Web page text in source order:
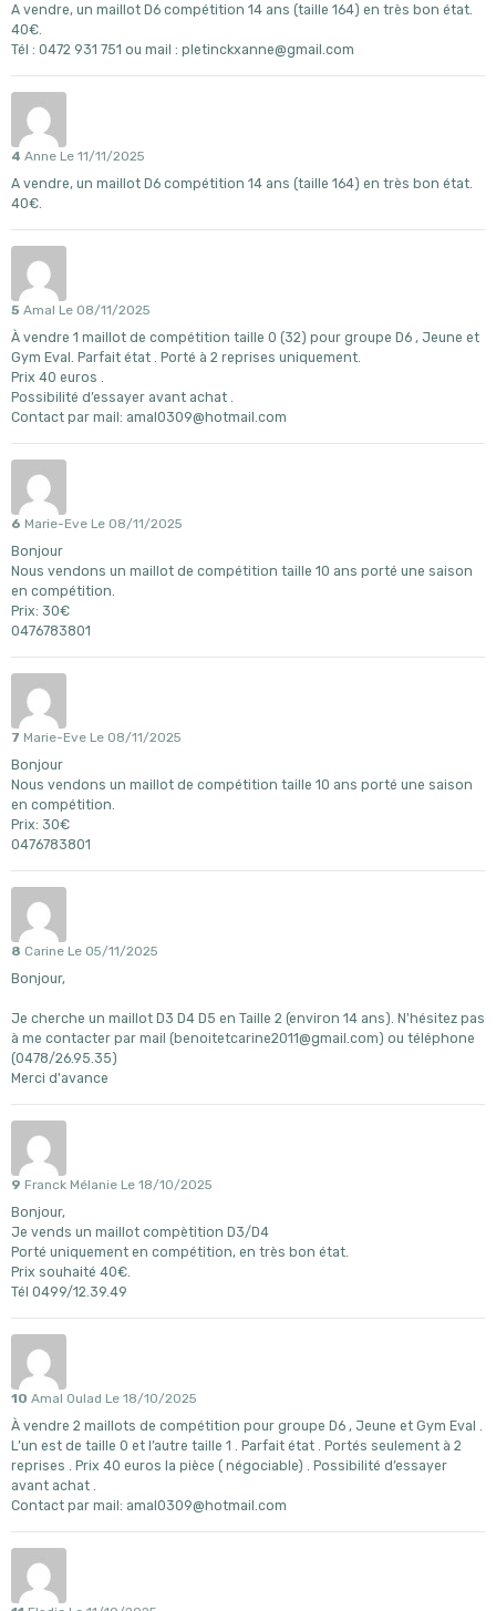
A vendre, un maillot D6 compétition 14 ans (taille 164) en très bon état.
40€.
Tél : 0472 931 751 ou mail : pletinckxanne@gmail.com
4 Anne Le 11/11/2025
A vendre, un maillot D6 compétition 14 ans (taille 164) en très bon état.
40€.
5 Amal Le 08/11/2025
À vendre 1 maillot de compétition taille 0 (32) pour groupe D6 , Jeune et
Gym Eval. Parfait état . Porté à 2 reprises uniquement.
Prix 40 euros .
Possibilité d’essayer avant achat .
Contact par mail: amal0309@hotmail.com
6 Marie-Eve Le 08/11/2025
Bonjour
Nous vendons un maillot de compétition taille 10 ans porté une saison
en compétition.
Prix: 30€
0476783801
7 Marie-Eve Le 08/11/2025
Bonjour
Nous vendons un maillot de compétition taille 10 ans porté une saison
en compétition.
Prix: 30€
0476783801
8 Carine Le 05/11/2025
Bonjour,
Je cherche un maillot D3 D4 D5 en Taille 2 (environ 14 ans). N'hésitez pas
à me contacter par mail (benoitetcarine2011@gmail.com) ou téléphone
(0478/26.95.35)
Merci d'avance
9 Franck Mélanie Le 18/10/2025
Bonjour,
Je vends un maillot compètition D3/D4
Porté uniquement en compétition, en très bon état.
Prix souhaité 40€.
Tél 0499/12.39.49
10 Amal Oulad Le 18/10/2025
À vendre 2 maillots de compétition pour groupe D6 , Jeune et Gym Eval .
L’un est de taille 0 et l’autre taille 1 . Parfait état . Portés seulement à 2
reprises . Prix 40 euros la pièce ( négociable) . Possibilité d’essayer
avant achat .
Contact par mail: amal0309@hotmail.com